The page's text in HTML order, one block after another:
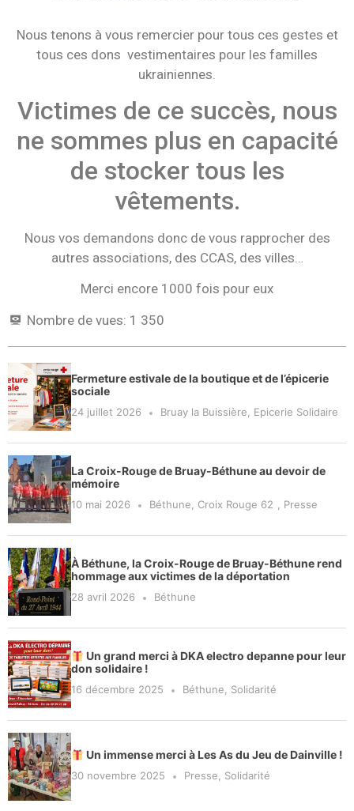
Nous tenons à vous remercier pour tous ces gestes et
tous ces dons vestimentaires pour les familles
ukrainiennes.
Victimes de ce succès, nous
ne sommes plus en capacité
de stocker tous les
vêtements.
Nous vos demandons donc de vous rapprocher des
autres associations, des CCAS, des villes…
Merci encore 1000 fois pour eux
Nombre de vues: 1 350
Fermeture estivale de la boutique et de l’épicerie
sociale
24 juillet 2026 Bruay la Buissière, Epicerie Solidaire
La Croix-Rouge de Bruay-Béthune au devoir de
mémoire
10 mai 2026 Béthune, Croix Rouge 62 , Presse
À Béthune, la Croix-Rouge de Bruay-Béthune rend
hommage aux victimes de la déportation
28 avril 2026 Béthune
Un grand merci à DKA electro depanne pour leur
don solidaire !
16 décembre 2025 Béthune, Solidarité
Un immense merci à Les As du Jeu de Dainville !
30 novembre 2025 Presse, Solidarité